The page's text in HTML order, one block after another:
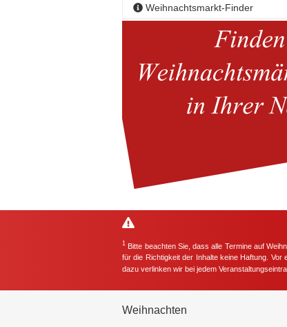
Weihnachtsmarkt-Finder
1 Bitte beachten Sie, dass alle Termine auf
für die Richtigkeit der Inhalte keine Haftung.
dazu verlinken wir bei jedem
Weihnachten